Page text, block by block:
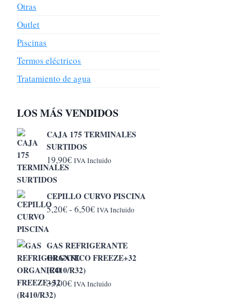
Otras
Outlet
Piscinas
Termos eléctricos
Tratamiento de agua
LOS MÁS VENDIDOS
CAJA 175 TERMINALES
SURTIDOS
19,90€ IVA Incluido
CEPILLO CURVO PISCINA
5,20€- 6,50€Rango
desde
5,20€
IVA Incluido
GAS REFRIGERANTE
ORGANICO FREEZE+32
(R410/R32)
35,00€ IVA Incluido